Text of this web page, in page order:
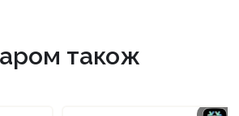
також